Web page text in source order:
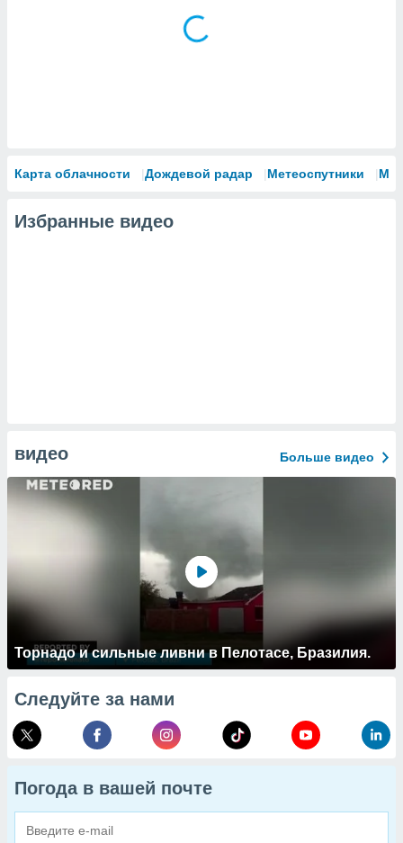
Карта облачности Дождевой радар Метеоспутники
Избранные видео
видео Больше видео
Торнадо и сильные ливни в Пелотасе, Бразилия.
Следуйте за нами
Погода в вашей почте